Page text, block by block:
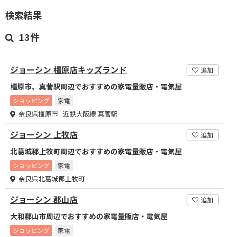
検索結果
13件
ジョーシン 橿原店キッズランド 追加
橿原市、真菅駅周辺でおすすめの家電量販店・電気屋
ショッピング 家電
奈良県橿原市 近鉄大阪線 真菅駅
ジョーシン 上牧店 追加
北葛城郡上牧町周辺でおすすめの家電量販店・電気屋
ショッピング 家電
奈良県北葛城郡上牧町
ジョーシン 郡山店 追加
大和郡山市周辺でおすすめの家電量販店・電気屋
ショッピング 家電